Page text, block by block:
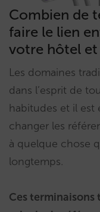
Combien de
faire le lien
votre hôtel
Les domaines
dans l’esprit de
habitudes et il
changer les
à quelque chose
longtemps.
Ces